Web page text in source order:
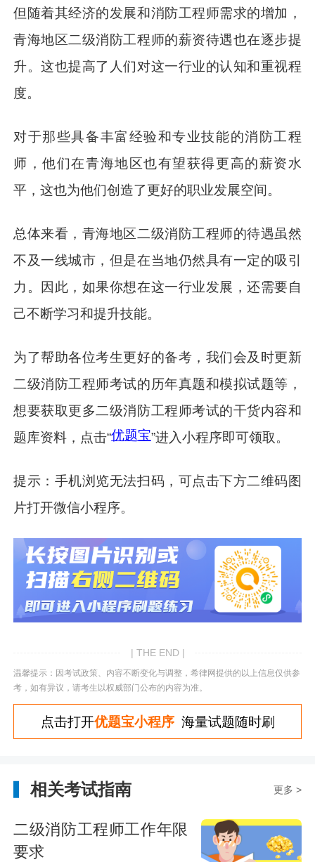
但随着其经济的发展和消防工程师需求的增加，
青海地区二级消防工程师的薪资待遇也在逐步提
升。这也提高了人们对这一行业的认知和重视程
度。
对于那些具备丰富经验和专业技能的消防工程
师，他们在青海地区也有望获得更高的薪资水
平，这也为他们创造了更好的职业发展空间。
总体来看，青海地区二级消防工程师的待遇虽然
不及一线城市，但是在当地仍然具有一定的吸引
力。因此，如果你想在这一行业发展，还需要自
己不断学习和提升技能。
为了帮助各位考生更好的备考，我们会及时更新
二级消防工程师考试的历年真题和模拟试题等，
想要获取更多二级消防工程师考试的干货内容和
题库资料，点击“优题宝”进入小程序即可领取。
提示：手机浏览无法扫码，可点击下方二维码图
片打开微信小程序。
| THE END |
温馨提示：因考试政策、内容不断变化与调整，希律网提供的以上信息仅供参
考，如有异议，请考生以权威部门公布的内容为准。
点击打开优题宝小程序海量试题随时刷
相关考试指南 更多 >
二级消防工程师工作年限
要求